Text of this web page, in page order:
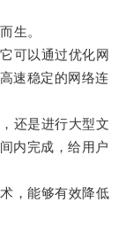
生。
可以通过优化网
速稳定的网络连
还是进行大型文
内完成，给用户
，能够有效降低